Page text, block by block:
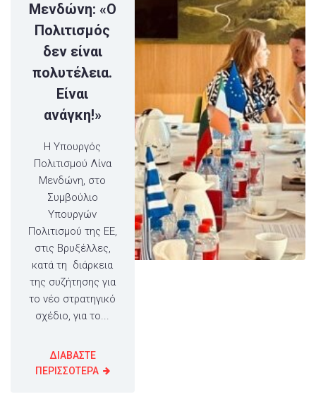
Μενδώνη: «Ο
Πολιτισμός
δεν είναι
πολυτέλεια.
Είναι
ανάγκη!»
​Η Υπουργός
Πολιτισμού Λίνα
Μενδώνη, στο
Συμβούλιο
Υπουργών
Πολιτισμού της ΕΕ,
στις Βρυξέλλες,
κατά τη διάρκεια
της συζήτησης για
το νέο στρατηγικό
σχέδιο, για το...
ΔΙΑΒΑΣΤΕ
ΠΕΡΙΣΣΟΤΕΡΑ